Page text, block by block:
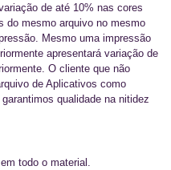
de até 10% nas cores
do mesmo arquivo no mesmo
Mesmo uma impressão
apresentará variação de
O cliente que não
de Aplicativos como
qualidade na nitidez
todo o material.